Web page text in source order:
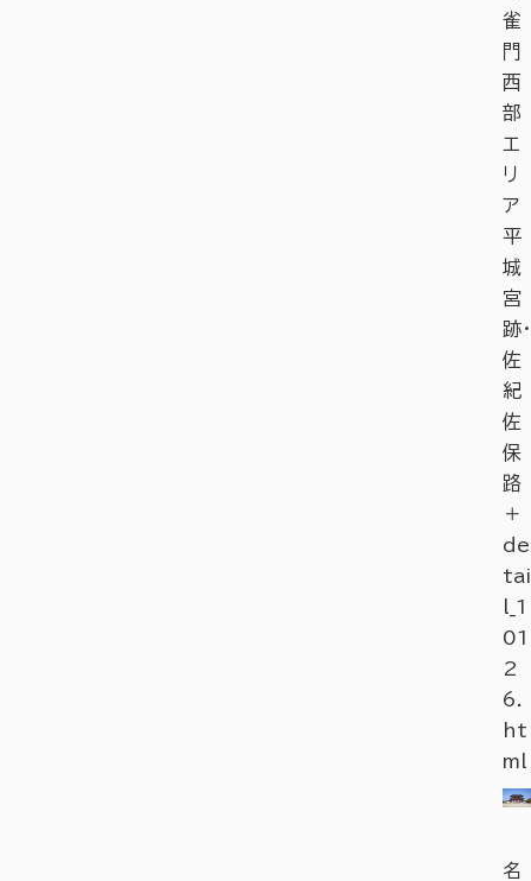
雀
門
西
部
エ
リ
ア
平
城
宮
跡・
佐
紀
佐
保
路
＋
de
tai
l_1
01
2
6.
ht
ml
名